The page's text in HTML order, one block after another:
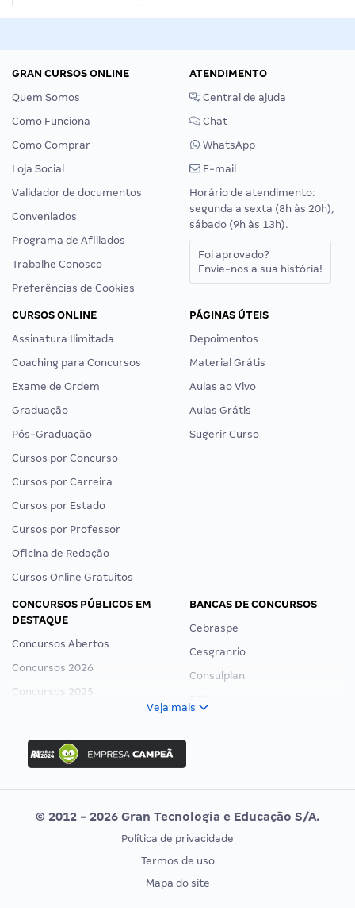
GRAN CURSOS ONLINE
Quem Somos
Como Funciona
Como Comprar
Loja Social
Validador de documentos
Conveniados
Programa de Afiliados
Trabalhe Conosco
Preferências de Cookies
ATENDIMENTO
Central de ajuda
Chat
WhatsApp
E-mail
Horário de atendimento:
segunda a sexta (8h às 20h),
sábado (9h às 13h).
Foi aprovado?
Envie-nos a sua história!
CURSOS ONLINE
Assinatura Ilimitada
Coaching para Concursos
Exame de Ordem
Graduação
Pós-Graduação
Cursos por Concurso
Cursos por Carreira
Cursos por Estado
Cursos por Professor
Oficina de Redação
Cursos Online Gratuitos
PÁGINAS ÚTEIS
Depoimentos
Material Grátis
Aulas ao Vivo
Aulas Grátis
Sugerir Curso
CONCURSOS PÚBLICOS EM
DESTAQUE
Concursos Abertos
Concursos 2026
Concursos 2025
Concurso Ibama
Concurso MPU
Editais publicados
BANCAS DE CONCURSOS
Cebraspe
Cesgranrio
Consulplan
Vunesp
CONCURSOS POR PROFISSÃO
EXAME DE ORDEM
Veja mais
© 2012 - 2026 Gran Tecnologia e Educação S/A.
Política de privacidade
Termos de uso
Mapa do site